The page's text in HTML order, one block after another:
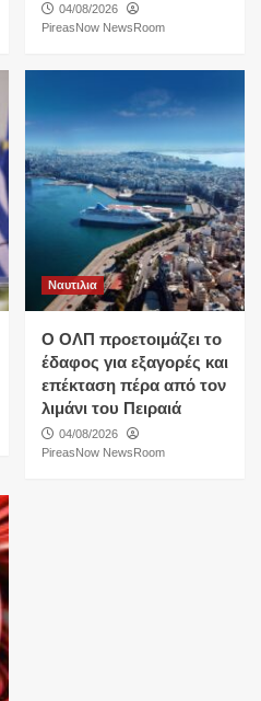
04/08/2026
PireasNow NewsRoom
Ναυτιλια
O ΟΛΠ προετοιμάζει το
έδαφος για εξαγορές και
επέκταση πέρα από τον
λιμάνι του Πειραιά
04/08/2026
PireasNow NewsRoom